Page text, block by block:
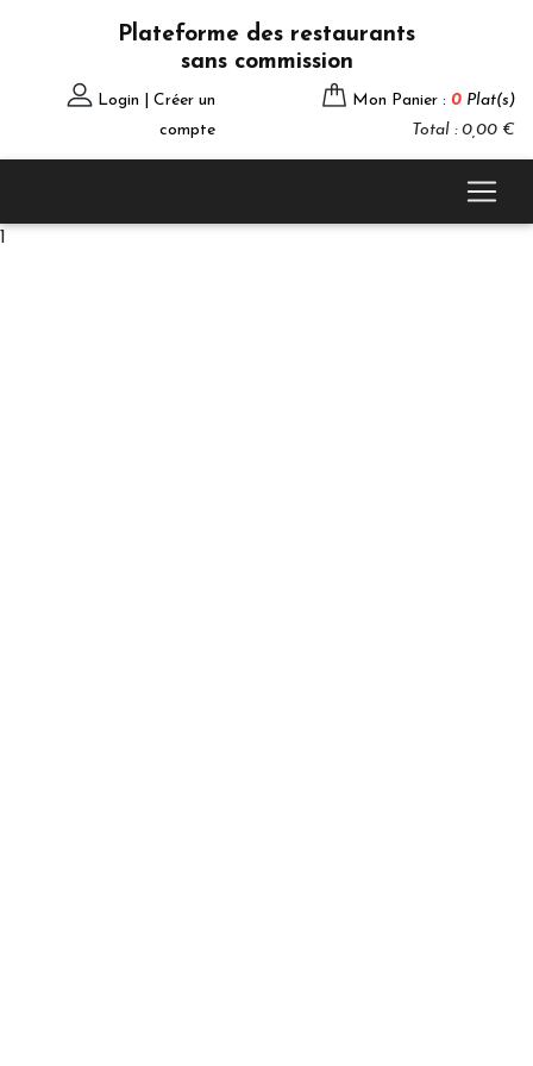
Plateforme des restaurants
sans commission
Login | Créer un
compte
Mon Panier : 0 Plat(s)
Total : 0,00 €
1